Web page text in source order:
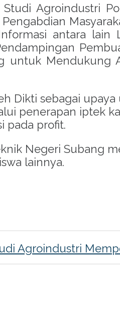
Agroindustri
antara
Mendukung
Dikti sebagai
penerapan iptek
pada profit.
Negeri Subang
lainnya.
Agroindustri